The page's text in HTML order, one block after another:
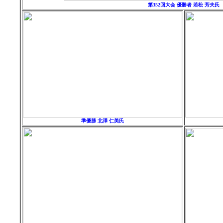
第352回大会 優勝者 若松 芳夫氏
準優勝 北澤 仁美氏